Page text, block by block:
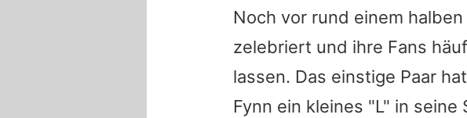
Noch vor rund einem
zelebriert und ihre Fans
lassen. Das einstige Paar
Fynn ein kleines "L" in